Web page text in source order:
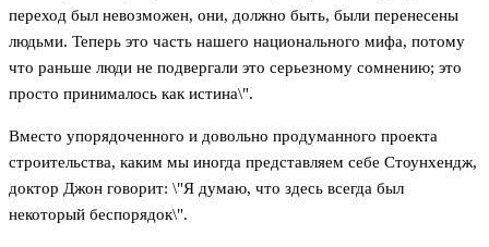
переход был невозможен, они, должно быть, были перенесены
людьми. Теперь это часть нашего национального мифа, потому
что раньше люди не подвергали это серьезному сомнению; это
просто принималось как истина\".
Вместо упорядоченного и довольно продуманного проекта
строительства, каким мы иногда представляем себе Стоунхендж,
доктор Джон говорит: \"Я думаю, что здесь всегда был
некоторый беспорядок\".